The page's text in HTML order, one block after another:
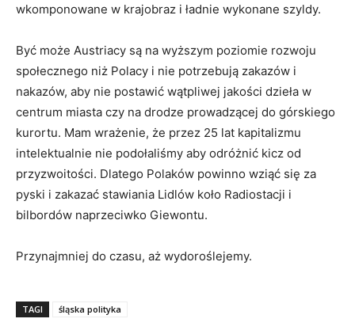
wkomponowane w krajobraz i ładnie wykonane szyldy.
Być może Austriacy są na wyższym poziomie rozwoju
społecznego niż Polacy i nie potrzebują zakazów i
nakazów, aby nie postawić wątpliwej jakości dzieła w
centrum miasta czy na drodze prowadzącej do górskiego
kurortu. Mam wrażenie, że przez 25 lat kapitalizmu
intelektualnie nie podołaliśmy aby odróżnić kicz od
przyzwoitości. Dlatego Polaków powinno wziąć się za
pyski i zakazać stawiania Lidlów koło Radiostacji i
bilbordów naprzeciwko Giewontu.
Przynajmniej do czasu, aż wydoroślejemy.
TAGI śląska polityka